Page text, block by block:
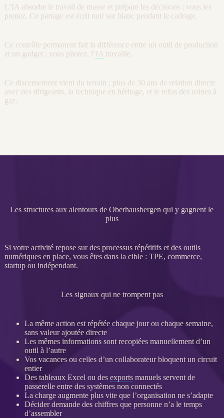
L’IA absorbe le travail de masse et prépare les décisions ; vous les
prenez. Ce partage est écrit noir sur blanc pendant le cadrage.
Ce contrôle permanent fait la différence entre un outil de production
et un gadget : vous pilotez, l’IA travaille.
Ce discernement vient du terrain : plus de 30 ans de relation directe
avec des dirigeants, la technique en héritage, et le refus des usines à
gaz.
Les structures aux alentours de Oberhausbergen qui y gagnent le
plus
Si votre activité repose sur des processusrépétitifs et des outils
numériques en place, vous êtes dans la cible : TPE, commerce,
startup ou indépendant.
Les signaux qui ne trompent pas
La même action est répétée chaque jour ou chaque semaine,
sans valeur ajoutée directe
Les mêmes informations sont recopiées manuellement d’un
outil à l’autre
Vos vacances ou celles d’un collaborateur bloquent un circuit
entier
Des tableaux Excel ou des exportsmanuels servent de
passerelle entre des systèmes non connectés
La charge augmente plus vite que l’organisation ne s’adapte
Décider demande des chiffres que personne n’a le temps
d’assembler